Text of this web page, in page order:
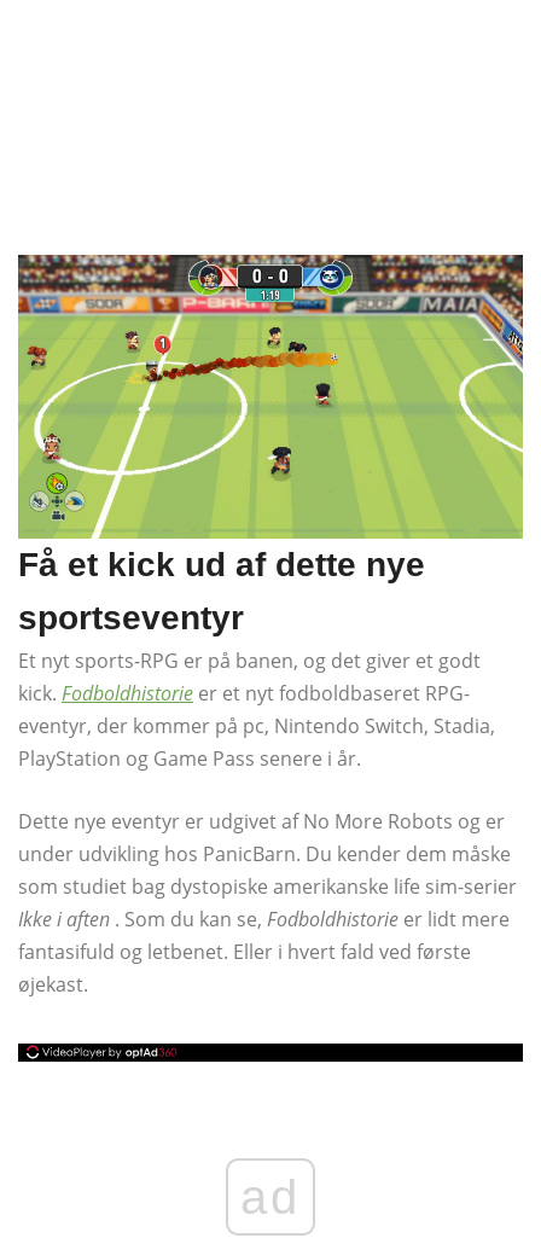
Få et kick ud af dette nye
sportseventyr
Et nyt sports-RPG er på banen, og det giver et godt
kick. Fodboldhistorie er et nyt fodboldbaseret RPG-
eventyr, der kommer på pc, Nintendo Switch, Stadia,
PlayStation og Game Pass senere i år.
Dette nye eventyr er udgivet af No More Robots og er
under udvikling hos PanicBarn. Du kender dem måske
som studiet bag dystopiske amerikanske life sim-serier
Ikke i aften . Som du kan se, Fodboldhistorie er lidt mere
fantasifuld og letbenet. Eller i hvert fald ved første
øjekast.
ad